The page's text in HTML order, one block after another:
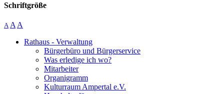
Schriftgröße
A A A
Rathaus - Verwaltung
Bürgerbüro und Bürgerservice
Was erledige ich wo?
Mitarbeiter
Organigramm
Kulturraum Ampertal e.V.